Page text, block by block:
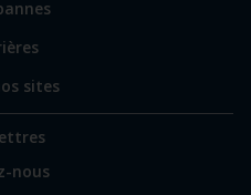
sites
nous